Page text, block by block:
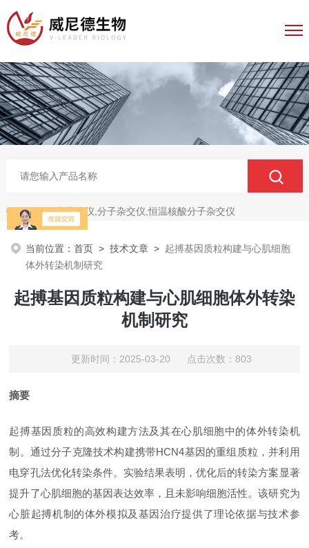
热门关键词：电穿孔仪,分子杂交仪,恒温核酸分子杂交仪
当前位置：首页 >技术文章 > 起搏基因质粒构建与心肌细胞
体外转染机制研究
起搏基因质粒构建与心肌细胞体外转染
机制研究
更新时间：2025-03-20 点击次数：803
摘要
起搏基因质粒的高效构建方法及其在心肌细胞中的体外转染机
制。通过分子克隆技术构建携带HCN4基因的重组质粒，并利用
电穿孔法优化转染条件。实验结果表明，优化后的转染方案显著
提升了心肌细胞的基因表达效率，且未影响细胞活性。该研究为
心脏起搏机制的体外模拟及基因治疗提供了理论依据与技术参
考。